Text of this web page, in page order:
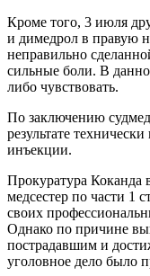
Кроме того, 3 июля
и димедрол в правую
неправильно
сильные боли. В
либо чувствовать.
По заключению
результате
инъекции.
Прокуратура Коканда
медсестер по части 1
своих
Однако по причине
пострадавшим и
уголовное дело было